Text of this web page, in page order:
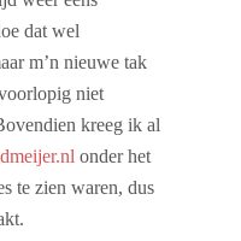
dat wel
m’n nieuwe tak
niet
kreeg ik al
onder het
te zien waren, dus